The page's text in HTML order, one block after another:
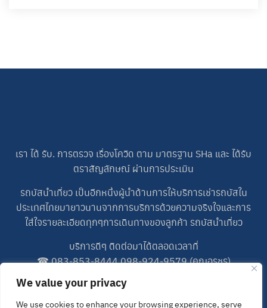
We value your privacy
We use cookies to enhance your browsing experience, serve
เรา ได้ รับ. การตรวจ เรื่องโควิด ตาม มาตรฐาน SHa และ ได้รับ
ตราสัญลักษณ์ ผ่านการประเมิน
รถบัสนำเที่ยว เป็นอีกหนึ่งผู้นำด้านการให้บริการเช่ารถบัสใน
ประเทศไทยมายาวนานจากการบริการด้วยความจริงใจและการ
ใส่ใจรายละเอียดทุกๆการเดินทางของลูกค้า รถบัสนำเที่ยว
บริการดีๆ ติดต่อมาได้ตลอดเวลาที่
☎083-853-8444,098-924-9579(คุณอรชร)
083-698-5227
LINE ID : 0989249579